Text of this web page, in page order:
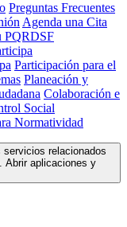
Preguntas Frecuentes
Agenda una Cita
PQRDSF
Participación para el
Planeación y
Colaboración e
Social
relacionados
Abrir aplicaciones y